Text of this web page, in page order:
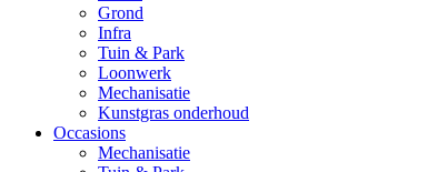
Grond
Infra
Tuin & Park
Loonwerk
Mechanisatie
Kunstgras onderhoud
Occasions
Mechanisatie